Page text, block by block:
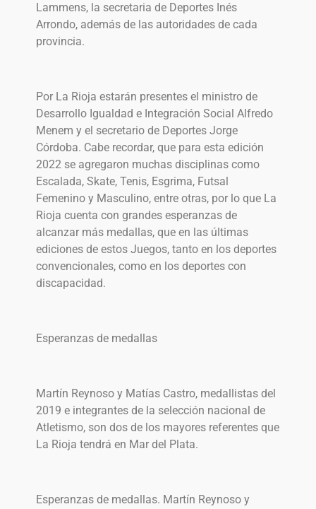
Lammens, la secretaria de Deportes Inés
Arrondo, además de las autoridades de cada
provincia.
Por La Rioja estarán presentes el ministro de
Desarrollo Igualdad e Integración Social Alfredo
Menem y el secretario de Deportes Jorge
Córdoba. Cabe recordar, que para esta edición
2022 se agregaron muchas disciplinas como
Escalada, Skate, Tenis, Esgrima, Futsal
Femenino y Masculino, entre otras, por lo que La
Rioja cuenta con grandes esperanzas de
alcanzar más medallas, que en las últimas
ediciones de estos Juegos, tanto en los deportes
convencionales, como en los deportes con
discapacidad.
Esperanzas de medallas
Martín Reynoso y Matías Castro, medallistas del
2019 e integrantes de la selección nacional de
Atletismo, son dos de los mayores referentes que
La Rioja tendrá en Mar del Plata.
Esperanzas de medallas. Martín Reynoso y